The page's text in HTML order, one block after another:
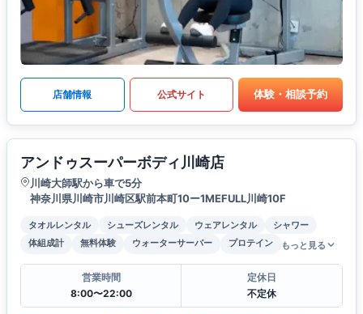
店舗情報 公式サイト 体験・相談予約
アンドゥスーパーボディ川崎店
川崎大師駅から車で5分
神奈川県川崎市川崎区駅前本町10ー1MEFULL川崎10F
タオルレンタル シューズレンタル ウェアレンタル
シャワー
体組成計
無料体験 ウォーターサーバー プロテイン もっと見る
営業時間
8:00〜22:00
定休日
不定休